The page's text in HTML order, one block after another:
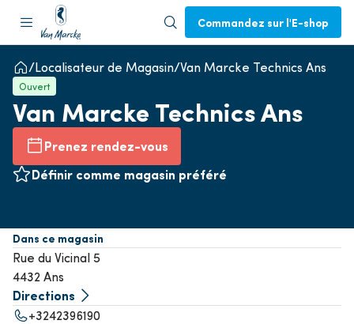
Commandez sur l'E-shop
Localisateur de Magasin Van Marcke Technics Ans
Ouvert
Van Marcke Technics Ans
Prenez rendez-vous
Définir comme magasin préféré
Dans ce magasin
Rue du Vicinal 5
4432 Ans
Directions
+3242396190